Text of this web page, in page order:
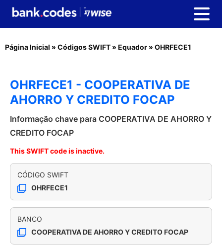
Página Inicial » Códigos SWIFT » Equador » OHRFECE1
OHRFECE1 - COOPERATIVA DE
AHORRO Y CREDITO FOCAP
Informação chave para COOPERATIVA DE AHORRO Y
CREDITO FOCAP
This SWIFT code is inactive.
CÓDIGO SWIFT
OHRFECE1
BANCO
COOPERATIVA DE AHORRO Y CREDITO FOCAP